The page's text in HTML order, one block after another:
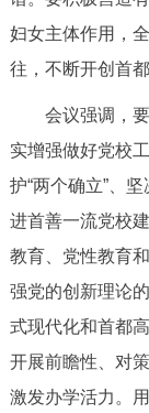
绿色北京
ENGLISH
DEUTSCH
ESPAÑOL
ITALIANO
妇女主体作用，
往，不断开创首
会议强调，要
实增强做好党校
护“两个确立”、
进首善一流党校
教育、党性教育
强党的创新理论
式现代化和首都
开展前瞻性、对
激发办学活力。